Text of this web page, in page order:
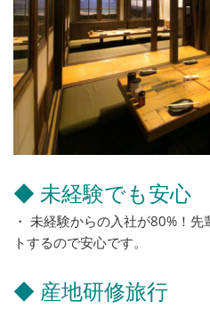
◆ 未経験でも安心
・ 未経験からの入社が80%！
トするので安心です。
◆ 産地研修旅行